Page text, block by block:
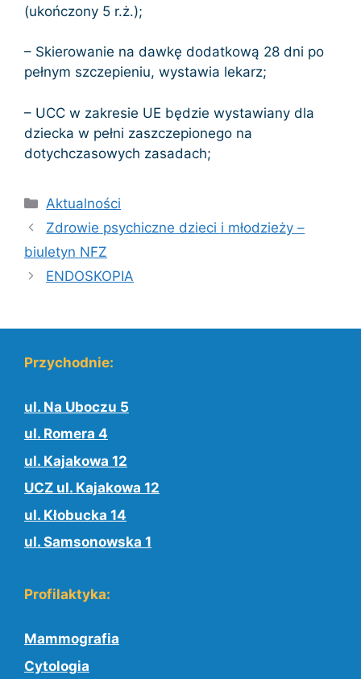
(ukończony 5 r.ż.);
– Skierowanie na dawkę dodatkową 28 dni po
pełnym szczepieniu, wystawia lekarz;
– UCC w zakresie UE będzie wystawiany dla
dziecka w pełni zaszczepionego na
dotychczasowych zasadach;
Kategorie
Aktualności
Zdrowie psychiczne dzieci i młodzieży –
biuletyn NFZ
ENDOSKOPIA
Przychodnie:
ul. Na Uboczu 5
ul. Romera 4
ul. Kajakowa 12
UCZ ul. Kajakowa 12
ul. Kłobucka 14
ul. Samsonowska 1
Profilaktyka:
Mammografia
Cytologia